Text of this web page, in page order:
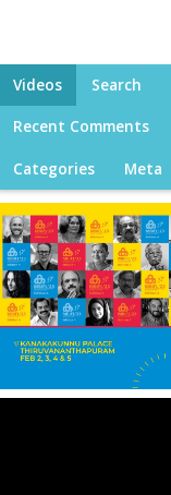
Videos Search
Recent Comments
Categories Meta